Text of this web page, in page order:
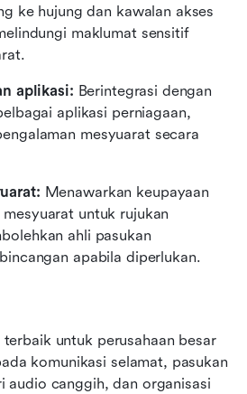
ke hujung dan kawalan akses
maklumat sensitif
aplikasi: Berintegrasi dengan
aplikasi perniagaan,
mesyuarat secara
Menawarkan keupayaan
untuk rujukan
ahli pasukan
apabila diperlukan.
untuk perusahaan besar
komunikasi selamat, pasukan
audio canggih, dan organisasi